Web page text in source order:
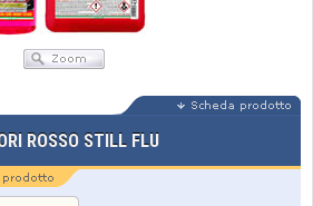
ROSSO STILL FLU